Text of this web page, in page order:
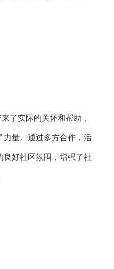
了实际的关怀和帮助，
力量。通过多方合作，活
好社区氛围，增强了社